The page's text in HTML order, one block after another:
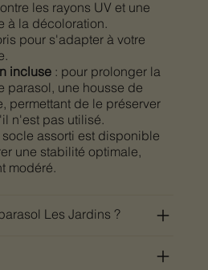
les rayons UV et une
à la décoloration.
pour s'adapter à votre
incluse: pour prolonger la
parasol, une housse de
permettant de le préserver
n'est pas utilisé.​
assorti est disponible
une stabilité optimale,
modéré.​
Les Jardins ?